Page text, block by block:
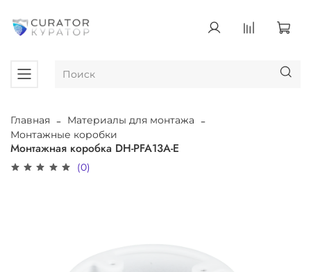
Главная
Материалы для монтажа
Монтажные коробки
Монтажная коробка DH-PFA13A-E
(0)